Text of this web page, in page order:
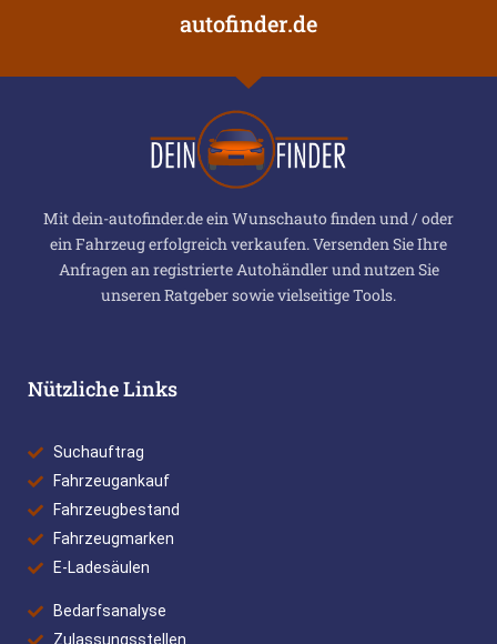
autofinder.de
Mit dein-autofinder.de ein Wunschauto finden und / oder
ein Fahrzeug erfolgreich verkaufen. Versenden Sie Ihre
Anfragen an registrierte Autohändler und nutzen Sie
unseren Ratgeber sowie vielseitige Tools.
Nützliche Links
Suchauftrag
Fahrzeugankauf
Fahrzeugbestand
Fahrzeugmarken
E-Ladesäulen
Bedarfsanalyse
Zulassungsstellen